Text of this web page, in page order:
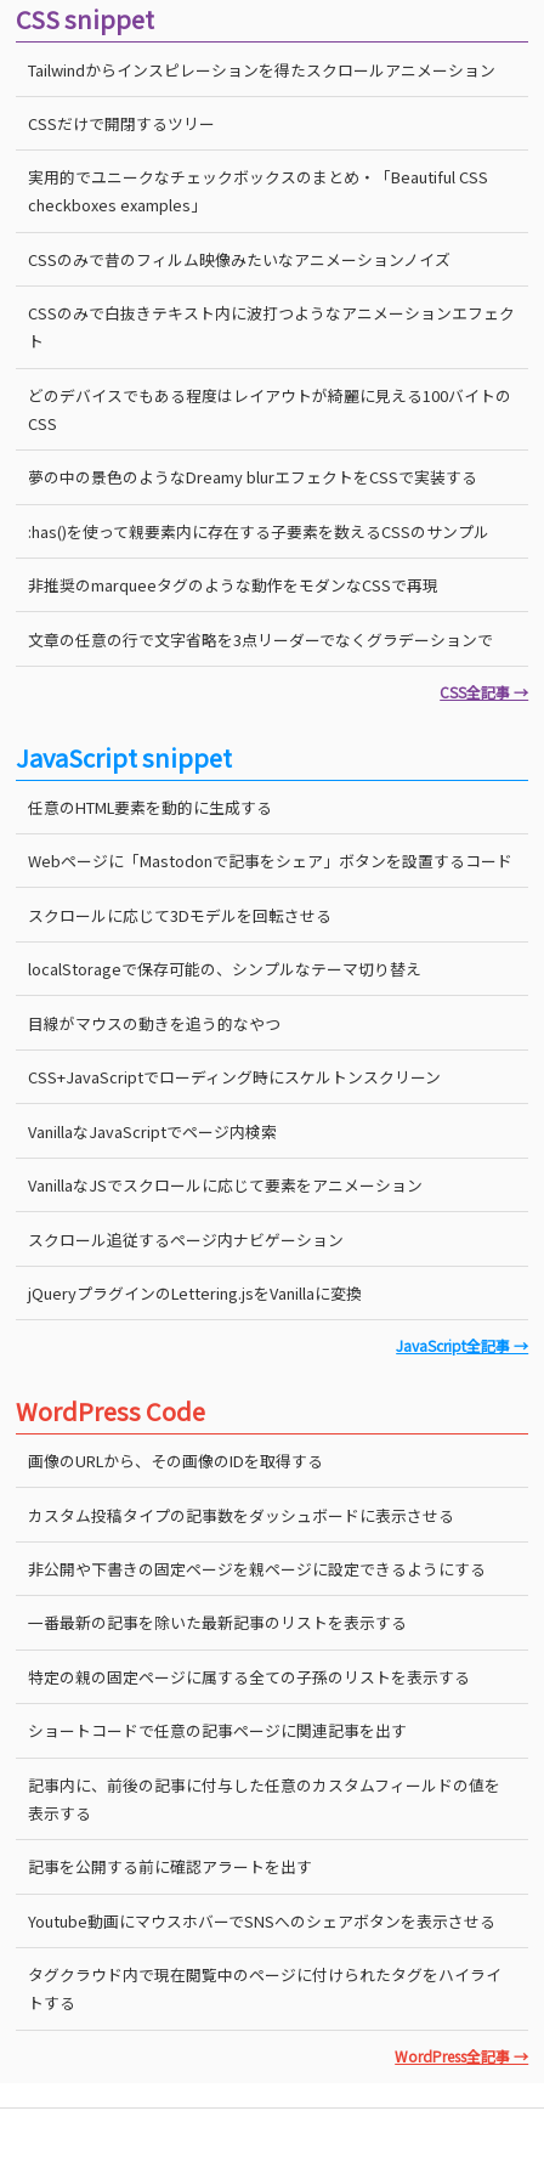
CSS snippet
Tailwindからインスピレーションを得たスクロールアニメーション
CSSだけで開閉するツリー
実用的でユニークなチェックボックスのまとめ・「Beautiful CSS
checkboxes examples」
CSSのみで昔のフィルム映像みたいなアニメーションノイズ
CSSのみで白抜きテキスト内に波打つようなアニメーションエフェク
ト
どのデバイスでもある程度はレイアウトが綺麗に見える100バイトの
CSS
夢の中の景色のようなDreamy blurエフェクトをCSSで実装する
:has()を使って親要素内に存在する子要素を数えるCSSのサンプル
非推奨のmarqueeタグのような動作をモダンなCSSで再現
文章の任意の行で文字省略を3点リーダーでなくグラデーションで
CSS全記事 →
JavaScript snippet
任意のHTML要素を動的に生成する
Webページに「Mastodonで記事をシェア」ボタンを設置するコード
スクロールに応じて3Dモデルを回転させる
localStorageで保存可能の、シンプルなテーマ切り替え
目線がマウスの動きを追う的なやつ
CSS+JavaScriptでローディング時にスケルトンスクリーン
VanillaなJavaScriptでページ内検索
VanillaなJSでスクロールに応じて要素をアニメーション
スクロール追従するページ内ナビゲーション
jQueryプラグインのLettering.jsをVanillaに変換
JavaScript全記事 →
WordPress Code
画像のURLから、その画像のIDを取得する
カスタム投稿タイプの記事数をダッシュボードに表示させる
非公開や下書きの固定ページを親ページに設定できるようにする
一番最新の記事を除いた最新記事のリストを表示する
特定の親の固定ページに属する全ての子孫のリストを表示する
ショートコードで任意の記事ページに関連記事を出す
記事内に、前後の記事に付与した任意のカスタムフィールドの値を
表示する
記事を公開する前に確認アラートを出す
Youtube動画にマウスホバーでSNSへのシェアボタンを表示させる
タグクラウド内で現在閲覧中のページに付けられたタグをハイライ
トする
WordPress全記事 →